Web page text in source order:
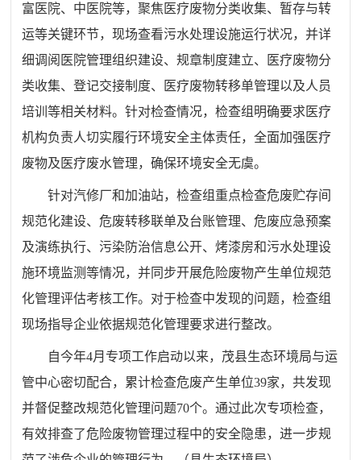
富医院、中医院等，聚焦医疗废物分类收集、暂存与转
运等关键环节，现场查看污水处理设施运行状况，并详
细调阅医院管理组织建设、规章制度建立、医疗废物分
类收集、登记交接制度、医疗废物转移单管理以及人员
培训等相关材料。针对检查情况，检查组明确要求医疗
机构负责人切实履行环境安全主体责任，全面加强医疗
废物及医疗废水管理，确保环境安全无虞。
针对汽修厂和加油站，检查组重点检查危废贮存间
规范化建设、危废转移联单及台账管理、危废应急预案
及演练执行、污染防治信息公开、烤漆房和污水处理设
施环境监测等情况，并同步开展危险废物产生单位规范
化管理评估考核工作。对于检查中发现的问题，检查组
现场指导企业依据规范化管理要求进行整改。
自今年4月专项工作启动以来，茂县生态环境局与运
管中心密切配合，累计检查危废产生单位39家，共发现
并督促整改规范化管理问题70个。通过此次专项检查，
有效排查了危险废物管理过程中的安全隐患，进一步规